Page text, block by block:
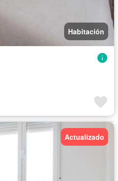
Habitación
Actualizado